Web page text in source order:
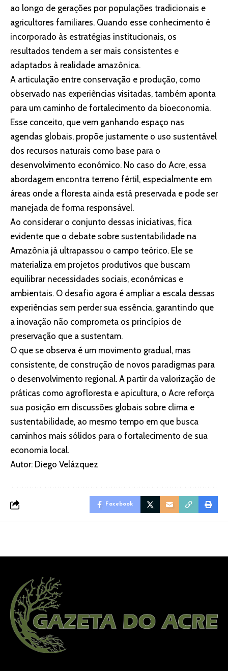
ao longo de gerações por populações tradicionais e
agricultores familiares. Quando esse conhecimento é
incorporado às estratégias institucionais, os
resultados tendem a ser mais consistentes e
adaptados à realidade amazônica.
A articulação entre conservação e produção, como
observado nas experiências visitadas, também aponta
para um caminho de fortalecimento da bioeconomia.
Esse conceito, que vem ganhando espaço nas
agendas globais, propõe justamente o uso sustentável
dos recursos naturais como base para o
desenvolvimento econômico. No caso do Acre, essa
abordagem encontra terreno fértil, especialmente em
áreas onde a floresta ainda está preservada e pode ser
manejada de forma responsável.
Ao considerar o conjunto dessas iniciativas, fica
evidente que o debate sobre sustentabilidade na
Amazônia já ultrapassou o campo teórico. Ele se
materializa em projetos produtivos que buscam
equilibrar necessidades sociais, econômicas e
ambientais. O desafio agora é ampliar a escala dessas
experiências sem perder sua essência, garantindo que
a inovação não comprometa os princípios de
preservação que a sustentam.
O que se observa é um movimento gradual, mas
consistente, de construção de novos paradigmas para
o desenvolvimento regional. A partir da valorização de
práticas como agrofloresta e apicultura, o Acre reforça
sua posição em discussões globais sobre clima e
sustentabilidade, ao mesmo tempo em que busca
caminhos mais sólidos para o fortalecimento de sua
economia local.
Autor: Diego Velázquez
Facebook